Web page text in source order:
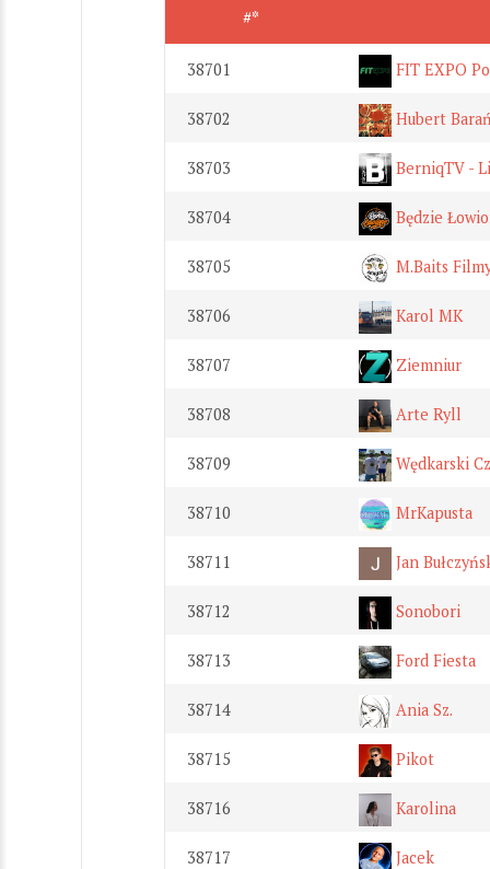
#*
38701 FIT EXPO
38702 Hubert
38703 BerniqTV -
38704 Będzie
38705 M.Baits
38706 Karol MK
38707 Ziemniur
38708 Arte Ryll
38709 Wędkarski
38710 MrKapusta
38711 Jan
38712 Sonobori
38713 Ford Fiesta
38714 Ania Sz.
38715 Pikot
38716 Karolina
38717 Jacek